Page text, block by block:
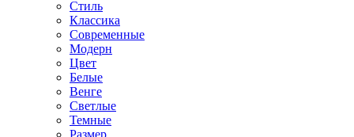
Стиль
Классика
Современные
Модерн
Цвет
Белые
Венге
Светлые
Темные
Размер